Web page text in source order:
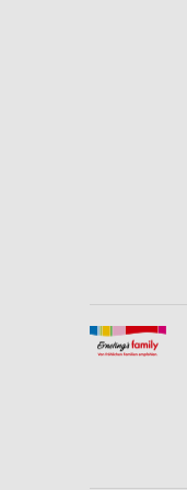
Notwendig